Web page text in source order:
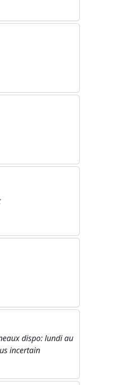
dispo: lundi au
incertain